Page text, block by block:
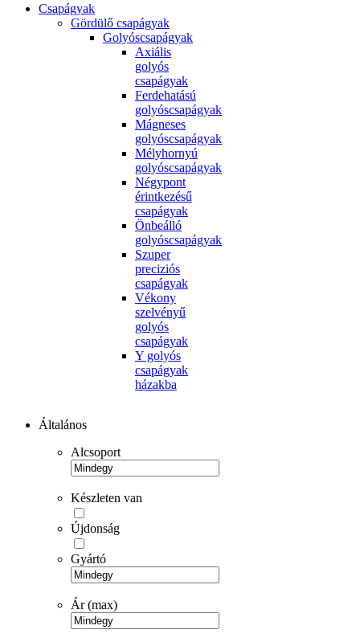
Csapágyak
Gördülő csapágyak
Golyóscsapágyak
Axiális
golyós
csapágyak
Ferdehatású
golyóscsapágyak
Mágneses
golyóscsapágyak
Mélyhornyú
golyóscsapágyak
Négypont
érintkezésű
csapágyak
Önbeálló
golyóscsapágyak
Szuper
preciziós
csapágyak
Vékony
szelvényű
golyós
csapágyak
Y golyós
csapágyak
házakba
Általános
Alcsoport
Készleten van
Újdonság
Gyártó
Ár (max)